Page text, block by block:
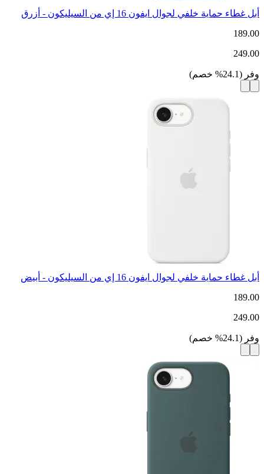
أبل غطاء حماية خلفي لجوال ايفون 16 إي من السيليكون - أزرق
189.00
249.00
وفر (
24.1
% خصم)
أبل غطاء حماية خلفي لجوال ايفون 16 إي من السيليكون - أبيض
189.00
249.00
وفر (
24.1
% خصم)